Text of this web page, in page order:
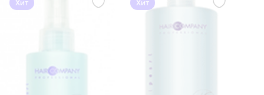
Хит Хит